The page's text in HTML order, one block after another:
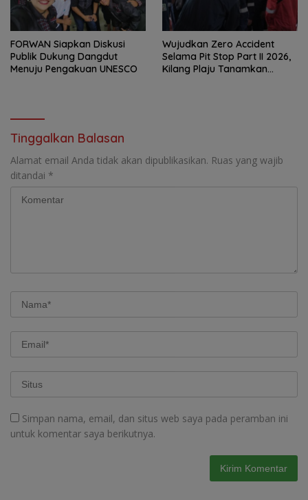
FORWAN Siapkan Diskusi
Publik Dukung Dangdut
Menuju Pengakuan UNESCO
Wujudkan Zero Accident
Selama Pit Stop Part II 2026,
Kilang Plaju Tanamkan
Tinggalkan Balasan
Alamat email Anda tidak akan dipublikasikan. Ruas yang wajib
ditandai *
Simpan nama, email, dan situs web saya pada peramban ini
untuk komentar saya berikutnya.